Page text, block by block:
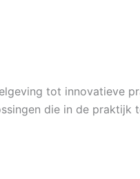
tot innovatieve
die in de praktijk